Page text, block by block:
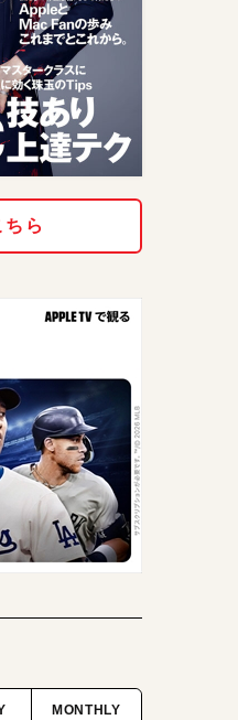
ら
MONTHLY